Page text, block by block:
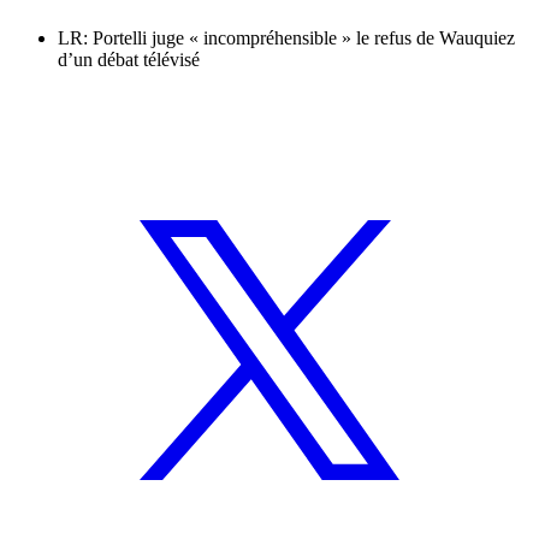
LR: Portelli juge « incompréhensible » le refus de Wauquiez
d’un débat télévisé